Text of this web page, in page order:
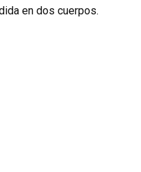
en dos cuerpos.